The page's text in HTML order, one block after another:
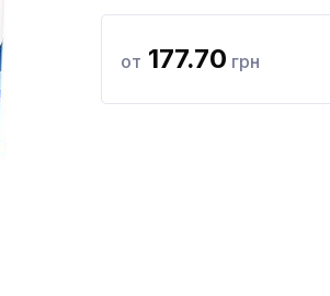
от 177.70 грн